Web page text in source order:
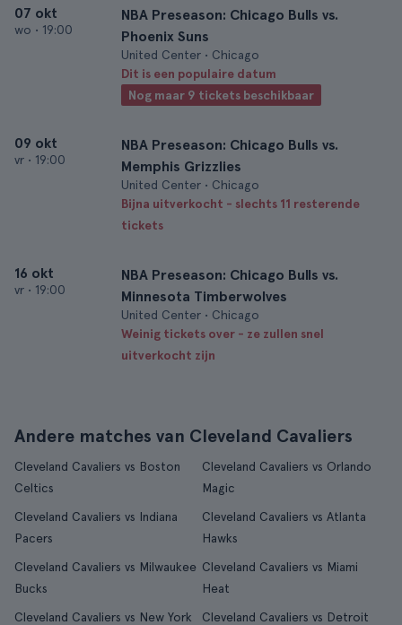
07 okt
wo • 19:00
NBA Preseason: Chicago Bulls vs.
Phoenix Suns
United Center • Chicago
Dit is een populaire datum
Nog maar 9 tickets beschikbaar
09 okt
vr • 19:00
NBA Preseason: Chicago Bulls vs.
Memphis Grizzlies
United Center • Chicago
Bijna uitverkocht - slechts 11 resterende
tickets
16 okt
vr • 19:00
NBA Preseason: Chicago Bulls vs.
Minnesota Timberwolves
United Center • Chicago
Weinig tickets over - ze zullen snel
uitverkocht zijn
Andere matches van Cleveland Cavaliers
Cleveland Cavaliers vs Boston
Celtics
Cleveland Cavaliers vs Orlando
Magic
Cleveland Cavaliers vs Indiana
Pacers
Cleveland Cavaliers vs Atlanta
Hawks
Cleveland Cavaliers vs Milwaukee
Bucks
Cleveland Cavaliers vs Miami
Heat
Cleveland Cavaliers vs New York
Cleveland Cavaliers vs Detroit